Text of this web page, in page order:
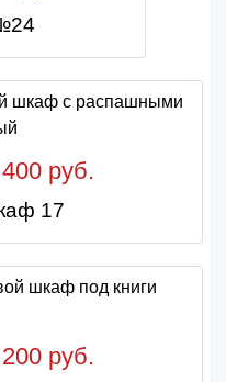
руб.
17
руб.